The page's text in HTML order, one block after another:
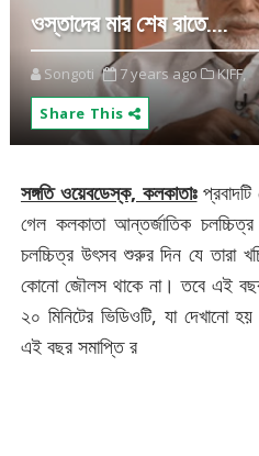
ওস্তাদের মার শেষ রাতে....
Songoti 7 years ago
KIFF,
Share This
সঙ্গতি ওয়েবডেস্ক, কলকাতাঃপ্রবাদটি
গেল কলকাতা আন্তর্জাতিক
চলচ্চিত্র উৎসব শুরুর দিন যে তারা
কোনো জৌলস থাকে না। তবে এই বছর
২০ মিনিটের ভিডিওটি, যা দেখানো
এই বছর সমাপ্তি র